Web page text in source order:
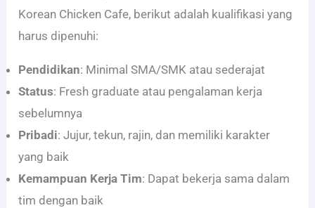
Korean Chicken Cafe, berikut adalah kualifikasi yang
harus dipenuhi:
Pendidikan: Minimal SMA/SMK atau sederajat
Status: Fresh graduate atau pengalaman kerja
sebelumnya
Pribadi: Jujur, tekun, rajin, dan memiliki karakter
yang baik
Kemampuan Kerja Tim: Dapat bekerja sama dalam
tim dengan baik